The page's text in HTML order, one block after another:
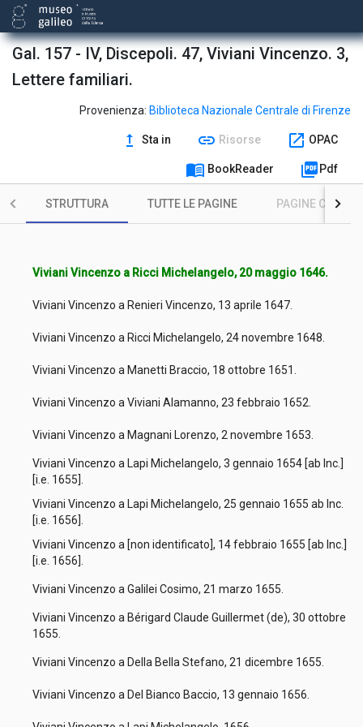
Gal. 157 - IV, Discepoli. 47, Viviani Vincenzo. 3,
Lettere familiari.
Provenienza: Biblioteca Nazionale Centrale di Firenze
upgrade Sta in link Risorse open_in_new OPAC
menu_book BookReader picture_as_pdf Pdf
STRUTTURA TUTTE LE PAGINE PAGINE CON
Viviani Vincenzo a Ricci Michelangelo, 20 maggio 1646.
Viviani Vincenzo a Renieri Vincenzo, 13 aprile 1647.
Viviani Vincenzo a Ricci Michelangelo, 24 novembre 1648.
Viviani Vincenzo a Manetti Braccio, 18 ottobre 1651.
Viviani Vincenzo a Viviani Alamanno, 23 febbraio 1652.
Viviani Vincenzo a Magnani Lorenzo, 2 novembre 1653.
Viviani Vincenzo a Lapi Michelangelo, 3 gennaio 1654 [ab Inc.]
[i.e. 1655].
Viviani Vincenzo a Lapi Michelangelo, 25 gennaio 1655 ab Inc.
[i.e. 1656].
Viviani Vincenzo a [non identificato], 14 febbraio 1655 [ab Inc.]
[i.e. 1656].
Viviani Vincenzo a Galilei Cosimo, 21 marzo 1655.
Viviani Vincenzo a Bérigard Claude Guillermet (de), 30 ottobre
1655.
Viviani Vincenzo a Della Bella Stefano, 21 dicembre 1655.
Viviani Vincenzo a Del Bianco Baccio, 13 gennaio 1656.